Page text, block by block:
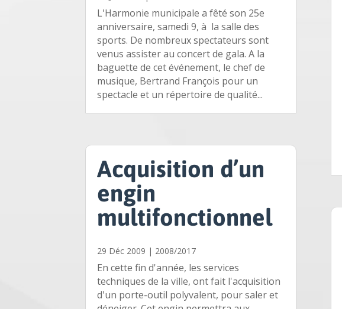
L'Harmonie municipale a fêté son 25e
anniversaire, samedi 9, à la salle des
sports. De nombreux spectateurs sont
venus assister au concert de gala. A la
baguette de cet événement, le chef de
musique, Bertrand François pour un
spectacle et un répertoire de qualité...
Acquisition d’un
engin
multifonctionnel
29 Déc 2009 | 2008/2017
En cette fin d'année, les services
techniques de la ville, ont fait l'acquisition
d'un porte-outil polyvalent, pour saler et